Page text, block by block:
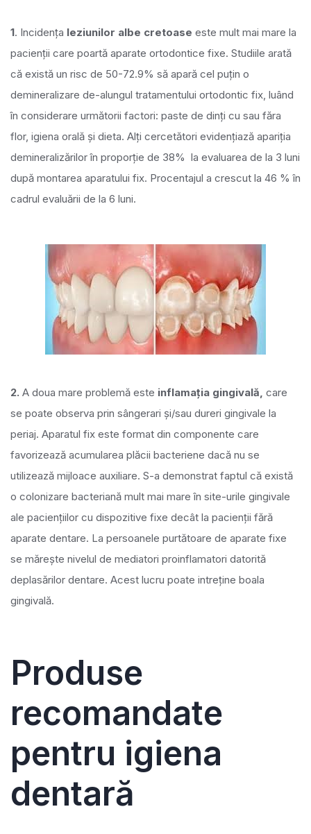
1. Incidența leziunilor albe cretoase este mult mai mare la
pacienții care poartă aparate ortodontice fixe. Studiile arată
că există un risc de 50-72.9% să apară cel puțin o
demineralizare de-alungul tratamentului ortodontic fix, luând
în considerare următorii factori: paste de dinți cu sau făra
flor, igiena orală și dieta. Alți cercetători evidențiază apariția
demineralizărilor în proporție de 38% la evaluarea de la 3 luni
după montarea aparatului fix. Procentajul a crescut la 46 % în
cadrul evaluării de la 6 luni.
2. A doua mare problemă este inflamația gingivală, care
se poate observa prin sângerari și/sau dureri gingivale la
periaj. Aparatul fix este format din componente care
favorizează acumularea plăcii bacteriene dacă nu se
utilizează mijloace auxiliare. S-a demonstrat faptul că există
o colonizare bacteriană mult mai mare în site-urile gingivale
ale paciențiilor cu dispozitive fixe decât la pacienții fără
aparate dentare. La persoanele purtătoare de aparate fixe
se mărește nivelul de mediatori proinflamatori datorită
deplasărilor dentare. Acest lucru poate intreține boala
gingivală.
Produse
recomandate
pentru igiena
dentară